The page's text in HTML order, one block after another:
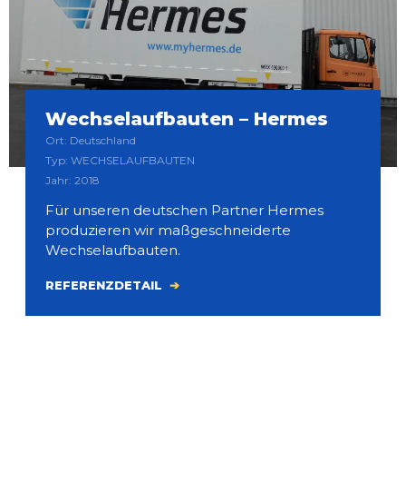
Wechselaufbauten – Hermes
Ort: Deutschland
Typ: WECHSELAUFBAUTEN
Jahr: 2018
Für unseren deutschen Partner Hermes
produzieren wir maßgeschneiderte
Wechselaufbauten.
REFERENZDETAIL